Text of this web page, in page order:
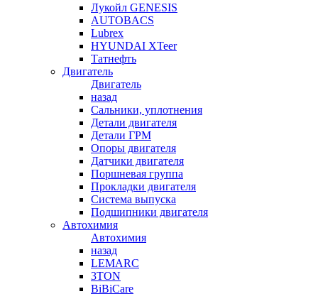
Лукойл GENESIS
AUTOBACS
Lubrex
HYUNDAI XTeer
Татнефть
Двигатель
Двигатель
назад
Сальники, уплотнения
Детали двигателя
Детали ГРМ
Опоры двигателя
Датчики двигателя
Поршневая группа
Прокладки двигателя
Система выпуска
Подшипники двигателя
Автохимия
Автохимия
назад
LEMARC
3TON
BiBiCare